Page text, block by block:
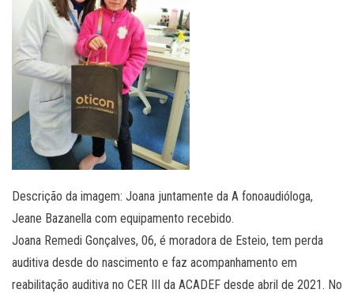
Descrição da imagem: Joana juntamente da A fonoaudióloga,
Jeane Bazanella com equipamento recebido.
Joana Remedi Gonçalves, 06, é moradora de Esteio, tem perda
auditiva desde do nascimento e faz acompanhamento em
reabilitação auditiva no CER III da ACADEF desde abril de 2021. No